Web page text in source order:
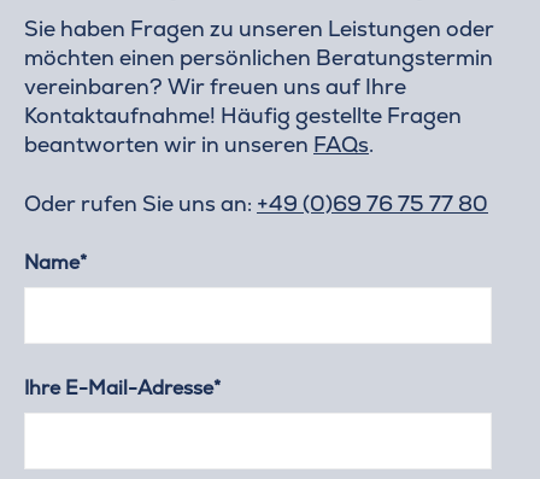
Sie haben Fragen zu unseren Leistungen oder
möchten einen persönlichen Beratungstermin
vereinbaren? Wir freuen uns auf Ihre
Kontaktaufnahme! Häufig gestellte Fragen
beantworten wir in unseren FAQs.
Oder rufen Sie uns an: +49 (0)69 76 75 77 80
Name*
Ihre E-Mail-Adresse*